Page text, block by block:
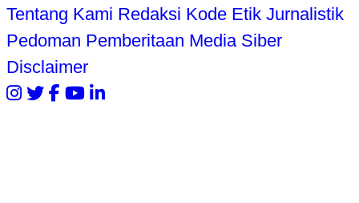
Tentang Kami Redaksi Kode Etik Jurnalistik
Pedoman Pemberitaan Media Siber
Disclaimer